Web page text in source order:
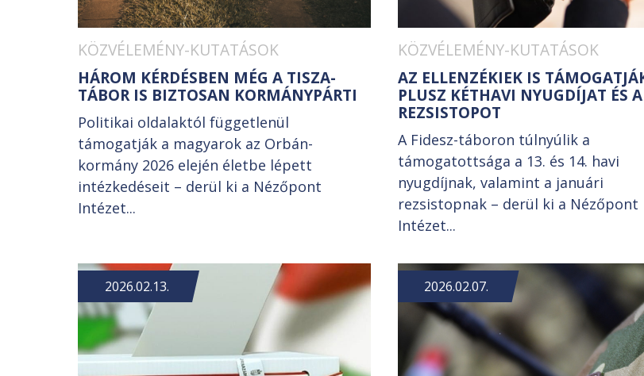
KÖZVÉLEMÉNY-KUTATÁSOK
HÁROM KÉRDÉSBEN MÉG A TISZA-
TÁBOR IS BIZTOSAN KORMÁNYPÁRTI
Politikai oldalaktól függetlenül
támogatják a magyarok az Orbán-
kormány 2026 elején életbe lépett
intézkedéseit – derül ki a Nézőpont
Intézet...
KÖZVÉLEMÉNY-KUTATÁSOK
AZ ELLENZÉKIEK IS
PLUSZ KÉTHAVI NYUGDÍJAT ÉS A
REZSISTOPOT
A Fidesz-táboron túlnyúlik a
támogatottsága a 13. és 14. havi
nyugdíjnak, valamint a januári
rezsistopnak – derül ki a Nézőpont
Intézet...
2026.02.13. 2026.02.07.